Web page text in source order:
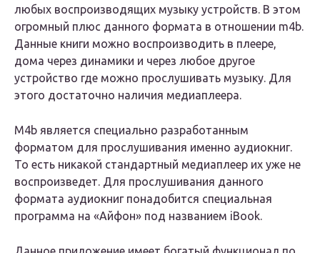
любых воспроизводящих музыку устройств. В этом
огромный плюс данного формата в отношении m4b.
Данные книги можно воспроизводить в плеере,
дома через динамики и через любое другое
устройство где можно прослушивать музыку. Для
этого достаточно наличия медиаплеера.
M4b является специально разработанным
форматом для прослушивания именно аудиокниг.
То есть никакой стандартный медиаплеер их уже не
воспроизведет. Для прослушивания данного
формата аудиокниг понадобится специальная
программа на «Айфон» под названием iBook.